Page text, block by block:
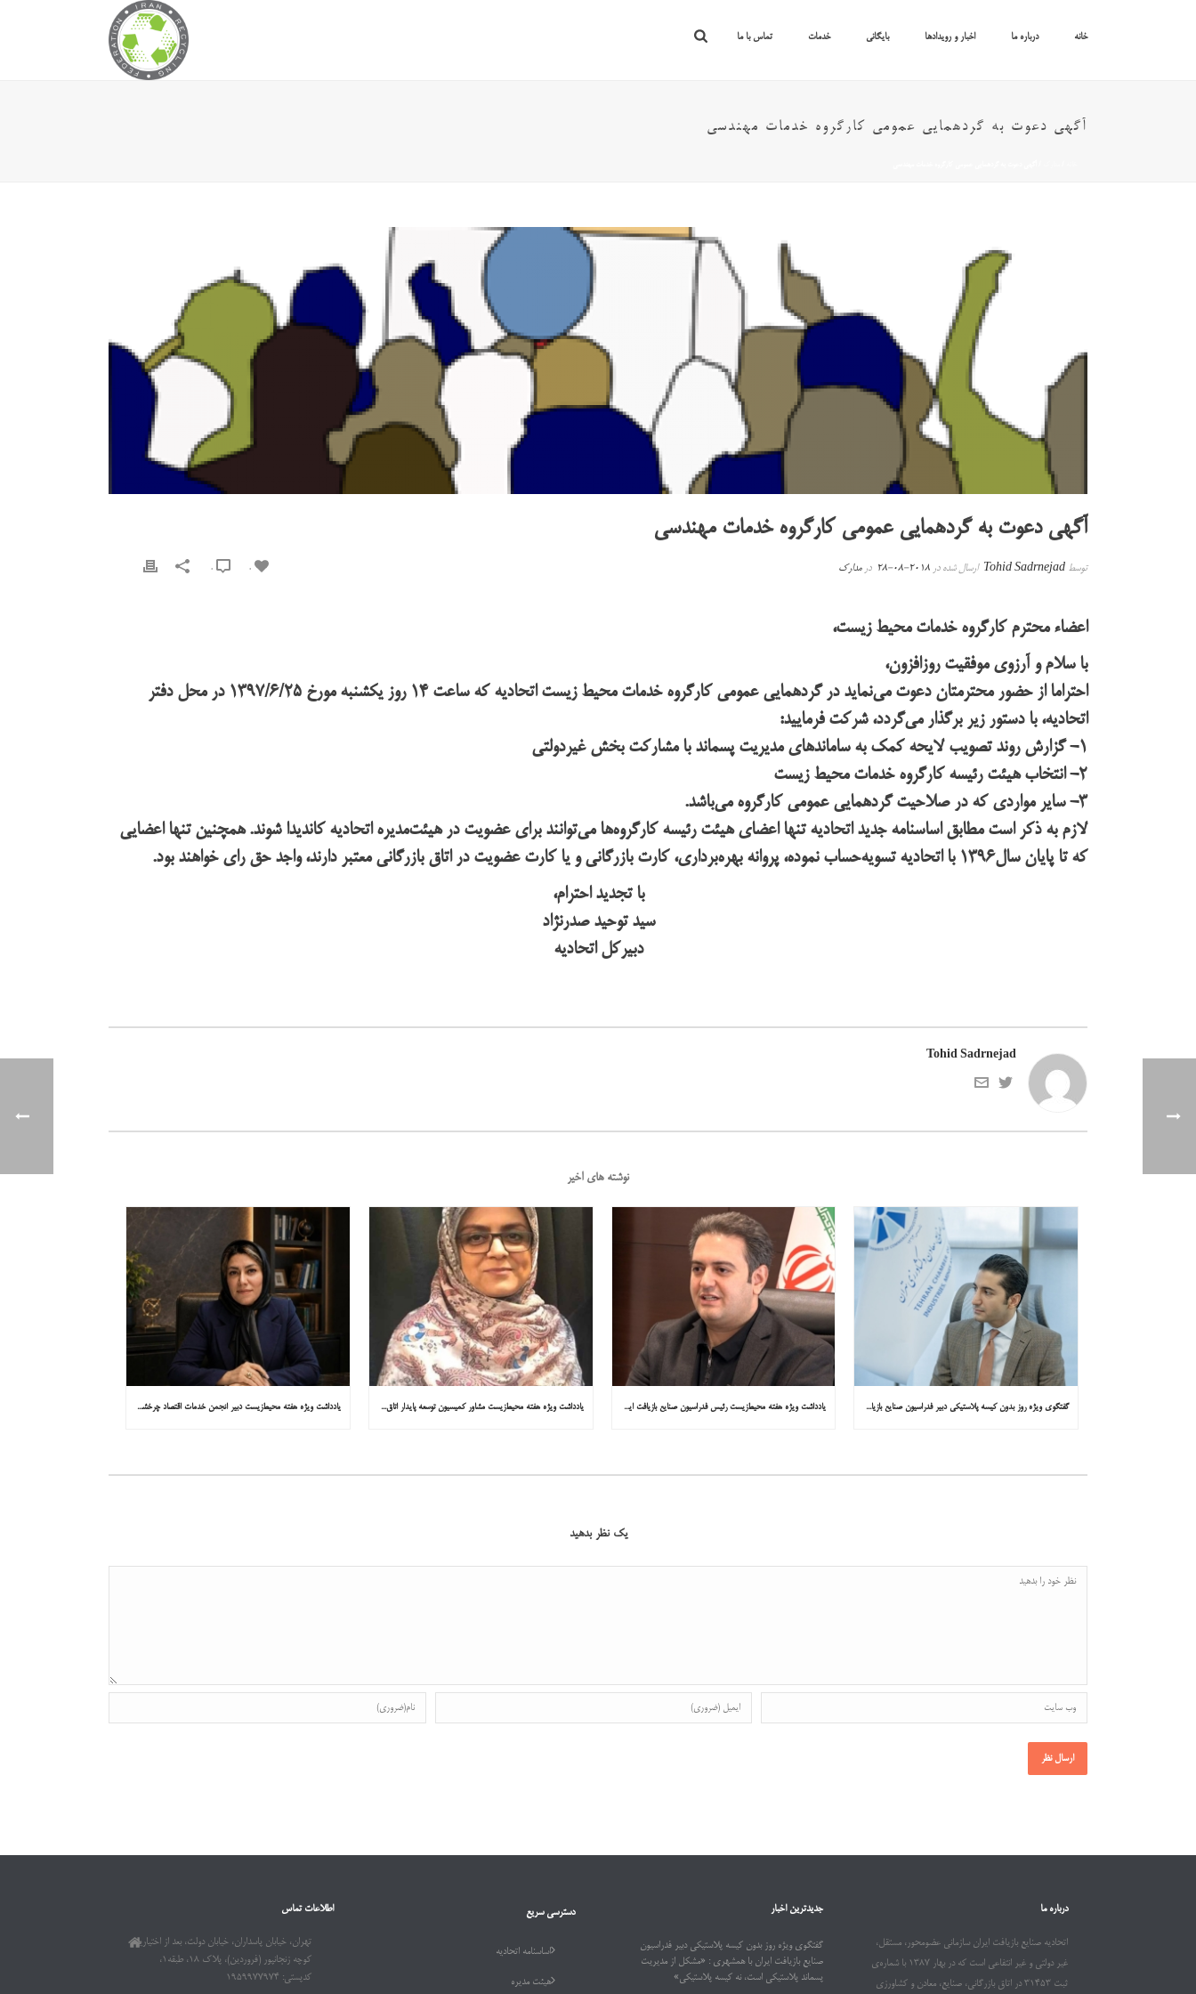
خانه درباره ما اخبار و رویدادها بایگانی خدمات تماس با ما
آگهی دعوت به گردهمایی عمومی کارگروه خدمات مهندسی
آگهی دعوت به گردهمایی عمومی کارگروه خدمات مهندسی
توسط Tohid Sadrnejad ارسال شده در 2018-08-28 درمدارک 0
اعضاء محترم کارگروه خدمات محیط زیست،
با سلام و آرزوی موفقیت روزافزون،
احتراما از حضور محترمتان دعوت می‌نماید در گردهمایی عمومی کارگروه خدمات محیط زیست اتحادیه که ساعت ۱۴ روز یکشنبه مورخ ۱۳۹۷/۶/۲۵ در محل دفتر
اتحادیه، با دستور زیر برگذار می‌گردد، شرکت فرمایید:
۱- گزارش روند تصویب لایحه کمک به ساماندهای مدیریت پسماند با مشارکت بخش غیردولتی
۲- انتخاب هیئت رئیسه کارگروه خدمات محیط زیست
۳- سایر مواردی که در صلاحیت گردهمایی عمومی کارگروه می‌باشد.
لازم به ذکر است مطابق اساسنامه جدید اتحادیه تنها اعضای هیئت رئیسه کارگروه‌ها می‌توانند برای عضویت در هیئت‌مدیره اتحادیه کاندیدا شوند. همچنین تنها اعضایی
که تا پایان سال۱۳۹۶ با اتحادیه تسویه‌حساب نموده، پروانه بهره‌برداری، کارت بازرگانی و یا کارت عضویت در اتاق بازرگانی معتبر دارند، واجد حق رای خواهند بود.
با تجدید احترام،
سید توحید صدرنژاد
دبیرکل اتحادیه
Tohid Sadrnejad
نوشته های اخیر
گفتگوی ویژه روز بدون کیسه پلاستیکی دبیر فدراسیون صنایع بازیافت ایران با همشهری : «مشکل از مدیریت پسماند پلاستیکی است، نه کیسه پلاستیکی» یادداشت ویژه هفته محیط‌زیست رئیس فدراسیون صنایع بازیافت ایران در همشهری: «فقط ۱۸۰ مصوبه برای خارج کردن خودروهای فرسوده از خیابان‌ها» یادداشت ویژه هفته محیط‌زیست مشاور کمیسیون توسعه پایدار اتاق ایران در همشهری: «روایت میناب را به کاپ ۳۱ ببریم» یادداشت ویژه هفته محیط‌زیست دبیر انجمن خدمات اقتصاد چرخشی در همشهری: «چرا معادن جدید جهان زیر زمین نیستند؟»
یک نظر بدهید
اطلاعات تماس
تهران، خیابان پاسداران، خیابان دولت، بعد از اختیاریه،
کوچه زنجانپور (فروردین)، پلاک ۱۸، طبقه۱،
کدپستی: ۱۹۵۹۹۷۷۹۷۴
دسترسی سریع
اساسنامه اتحادیه
هیئت مدیره
جدیدترین اخبار
گفتگوی ویژه روز بدون کیسه پلاستیکی دبیر فدراسیون
صنایع بازیافت ایران با همشهری : «مشکل از مدیریت
پسماند پلاستیکی است، نه کیسه پلاستیکی»
درباره ما
اتحادیه صنایع بازیافت ایران سازمانی عضومحور، مستقل،
غیر دولتی و غیر انتفاعی است که در بهار ۱۳۸۷ با شماره‌ی
ثبت ۳۱۴۵۳ در اتاق بازرگانی، صنایع، معادن و کشاورزی